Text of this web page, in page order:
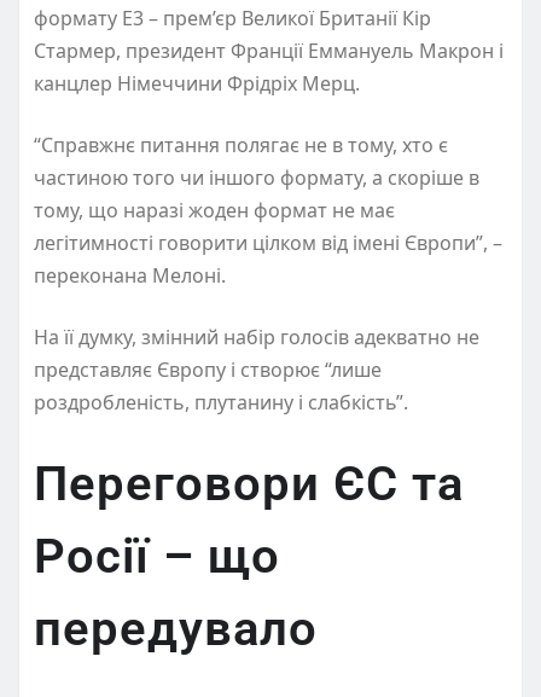
формату E3 – прем’єр Великої Британії Кір
Стармер, президент Франції Еммануель Макрон і
канцлер Німеччини Фрідріх Мерц.
“Справжнє питання полягає не в тому, хто є
частиною того чи іншого формату, а скоріше в
тому, що наразі жоден формат не має
легітимності говорити цілком від імені Європи”, –
переконана Мелоні.
На її думку, змінний набір голосів адекватно не
представляє Європу і створює “лише
роздробленість, плутанину і слабкість”.
Переговори ЄС та
Росії – що
передувало